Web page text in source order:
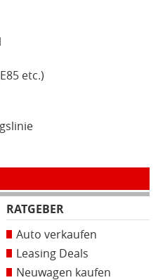
etc.)
RATGEBER
Auto verkaufen
Leasing Deals
Neuwagen kaufen